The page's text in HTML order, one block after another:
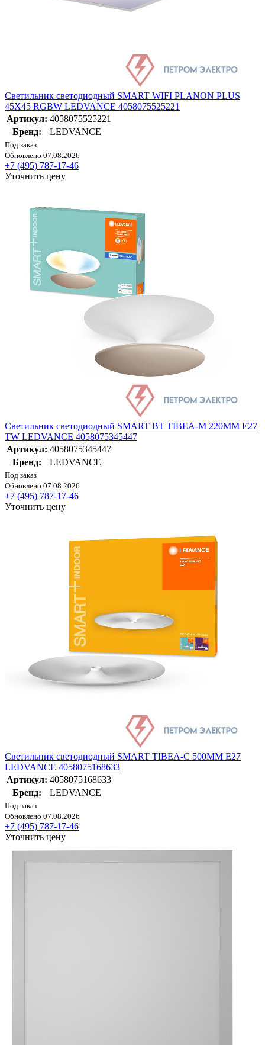
Светильник светодиодный SMART WIFI PLANON PLUS
45X45 RGBW LEDVANCE 4058075525221
Артикул: 4058075525221
Бренд:
LEDVANCE
Под заказ
Обновлено 07.08.2026
+7 (495) 787-17-46
Уточнить цену
Светильник светодиодный SMART BT TIBEA-M 220MM E27
TW LEDVANCE 4058075345447
Артикул: 4058075345447
Бренд:
LEDVANCE
Под заказ
Обновлено 07.08.2026
+7 (495) 787-17-46
Уточнить цену
Светильник светодиодный SMART TIBEA-C 500MM E27
LEDVANCE 4058075168633
Артикул: 4058075168633
Бренд:
LEDVANCE
Под заказ
Обновлено 07.08.2026
+7 (495) 787-17-46
Уточнить цену